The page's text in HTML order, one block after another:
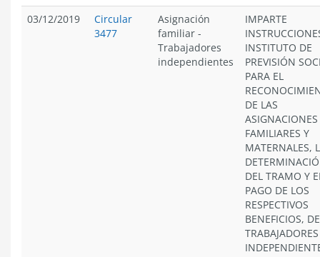
03/12/2019
Circular
3477
Asignación
familiar -
Trabajadores
independientes
IMPARTE
INSTITUTO DE
PREVISIÓN
PARA EL
DE LAS
ASIGNACIONES
FAMILIARES Y
MATERNALES,
DEL TRAMO Y
PAGO DE LOS
RESPECTIVOS
BENEFICIOS,
TRABAJADORES